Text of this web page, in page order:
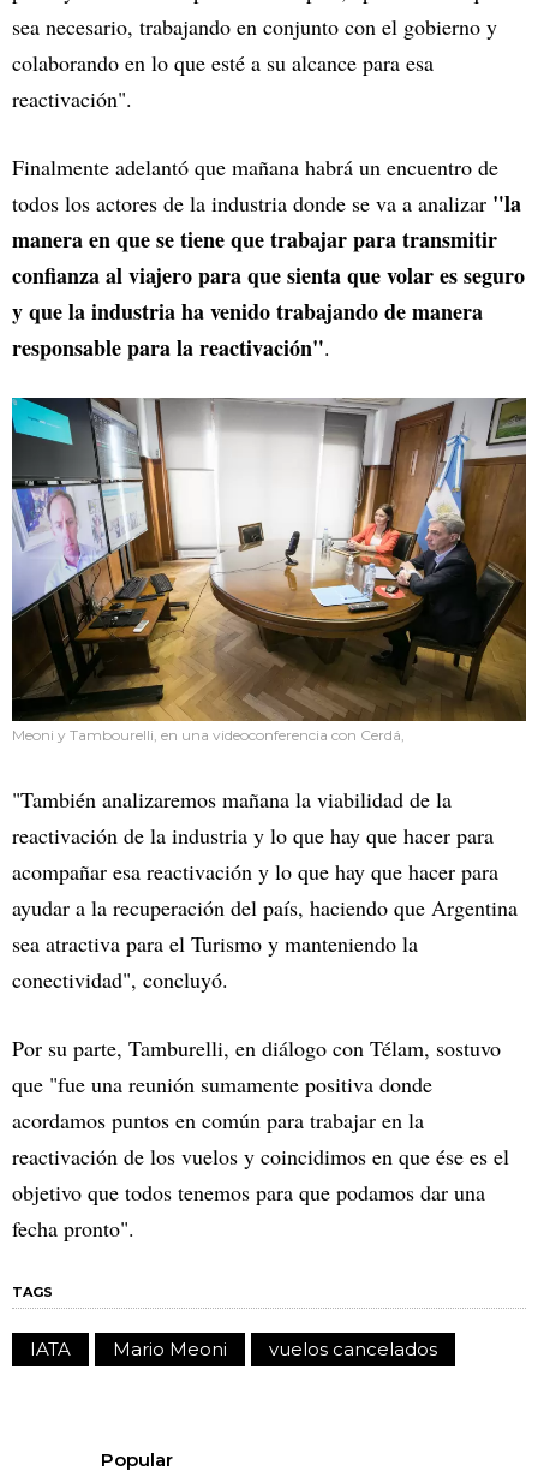
sea necesario, trabajando en conjunto con el gobierno y
colaborando en lo que esté a su alcance para esa
reactivación".
Finalmente adelantó que mañana habrá un encuentro de
todos los actores de la industria donde se va a analizar "la
manera en que se tiene que trabajar para transmitir
confianza al viajero para que sienta que volar es seguro
y que la industria ha venido trabajando de manera
responsable para la reactivación".
Meoni y Tambourelli, en una videoconferencia con Cerdá,
"También analizaremos mañana la viabilidad de la
reactivación de la industria y lo que hay que hacer para
acompañar esa reactivación y lo que hay que hacer para
ayudar a la recuperación del país, haciendo que Argentina
sea atractiva para el Turismo y manteniendo la
conectividad", concluyó.
Por su parte, Tamburelli, en diálogo con Télam, sostuvo
que "fue una reunión sumamente positiva donde
acordamos puntos en común para trabajar en la
reactivación de los vuelos y coincidimos en que ése es el
objetivo que todos tenemos para que podamos dar una
fecha pronto".
TAGS
IATA Mario Meoni vuelos cancelados
Popular